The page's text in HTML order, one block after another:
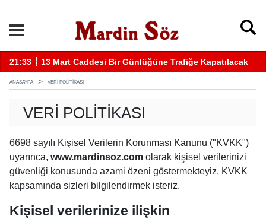
┋ 13 Mart Caddesi Bir Günlüğüne Trafiğe Kapatılacak 11:57
ANASAYFA VERI POLITIKASI
VERI POLITIKASI
6698 sayılı Kişisel Verilerin Korunması Kanunu ("KVKK")
uyarınca, www.mardinsoz.com olarak kişisel verilerinizi
güvenliği konusunda azami özeni göstermekteyiz. KVKK
kapsamında sizleri bilgilendirmek isteriz.
Kişisel verilerinize ilişkin